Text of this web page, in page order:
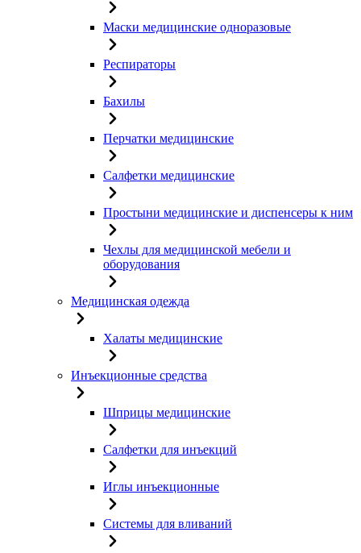
Маски медицинские одноразовые
Респираторы
Бахилы
Перчатки медицинские
Салфетки медицинские
Простыни медицинские и диспенсеры к ним
Чехлы для медицинской мебели и
оборудования
Медицинская одежда
Халаты медицинские
Инъекционные средства
Шприцы медицинские
Салфетки для инъекций
Иглы инъекционные
Системы для вливаний